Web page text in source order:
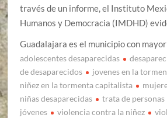
través de un informe, el Instituto
Humanos y Democracia (IMDHD)
Guadalajara es el municipio con
adolescentes desaparecidas
de desaparecidos
jovenes en la
niñez en la tormenta capitalista
niñas desaparecidas
trata de personas
jóvenes
violencia contra la niñez